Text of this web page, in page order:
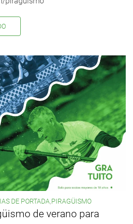
DE PORTADA PIRAGÜISMO
de verano para